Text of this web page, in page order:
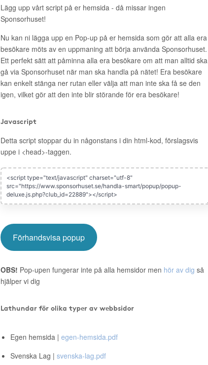
Lägg upp vårt script på er hemsida - då missar ingen
Sponsorhuset!
Nu kan ni lägga upp en Pop-up på er hemsida som gör att alla era
besökare möts av en uppmaning att börja använda Sponsorhuset.
Ett perfekt sätt att påminna alla era besökare om att man alltid ska
gå via Sponsorhuset när man ska handla på nätet! Era besökare
kan enkelt stänga ner rutan eller välja att man inte ska få se den
igen, vilket gör att den inte blir störande för era besökare!
Javascript
Detta script stoppar du in någonstans i din html-kod, förslagsvis
uppe i <head>-taggen.
Förhandsvisa popup
OBS! Pop-upen fungerar inte på alla hemsidor men hör av dig så
hjälper vi dig
Lathundar för olika typer av webbsidor
Egen hemsida | egen-hemsida.pdf
Svenska Lag | svenska-lag.pdf